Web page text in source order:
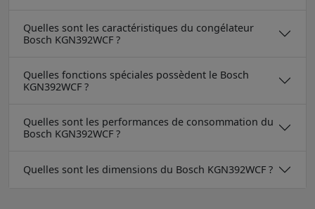
Quelles sont les caractéristiques du congélateur
Bosch KGN392WCF ?
Quelles fonctions spéciales possèdent le Bosch
KGN392WCF ?
Quelles sont les performances de consommation du
Bosch KGN392WCF ?
Quelles sont les dimensions du Bosch KGN392WCF ?